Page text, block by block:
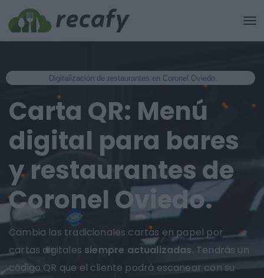
Digitalización de restaurantes en Coronel Oviedo.
Carta QR: Menú
digital para bares
y restaurantes de
Coronel Oviedo.
Cambia las tradicionales cartas en papel por
cartas digitales siempre actualizadas. Tendrás un
código QR que el cliente podrá escanear con su